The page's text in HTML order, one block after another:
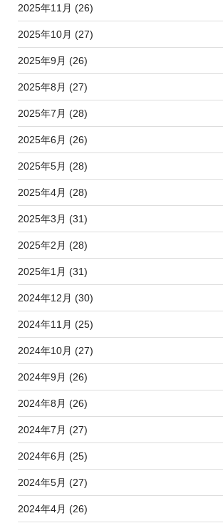
2025年11月 (26)
2025年10月 (27)
2025年9月 (26)
2025年8月 (27)
2025年7月 (28)
2025年6月 (26)
2025年5月 (28)
2025年4月 (28)
2025年3月 (31)
2025年2月 (28)
2025年1月 (31)
2024年12月 (30)
2024年11月 (25)
2024年10月 (27)
2024年9月 (26)
2024年8月 (26)
2024年7月 (27)
2024年6月 (25)
2024年5月 (27)
2024年4月 (26)